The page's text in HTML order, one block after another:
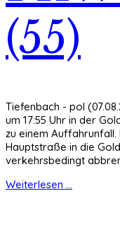
(55)
Tiefenbach - pol
um 17:55 Uhr in der
zu einem
Hauptstraße in die
verkehrsbedingt
Weiterlesen ...